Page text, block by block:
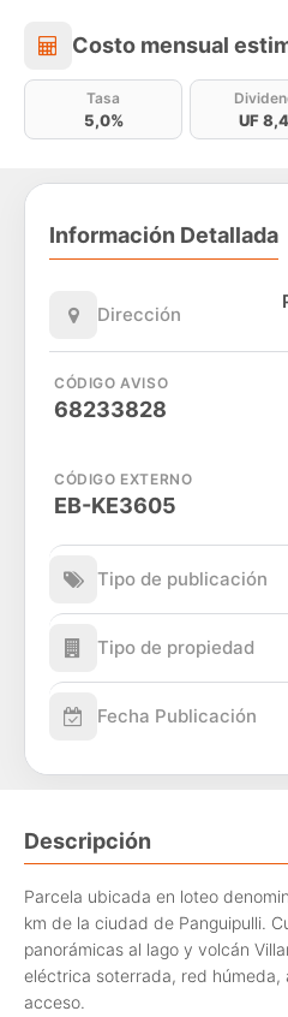
Costo
Costo mensual
Tasa
5,0% UF
Información Detallada
Dirección
CÓDIGO AVISO
68233828
CÓDIGO EXTERNO
EB-KE3605
Tipo de publicación
Tipo de propiedad
Fecha Publicación
Descripción
Parcela ubicada en loteo
km de la ciudad de Panguipulli.
panorámicas al lago y volcán
eléctrica soterrada, red
acceso.